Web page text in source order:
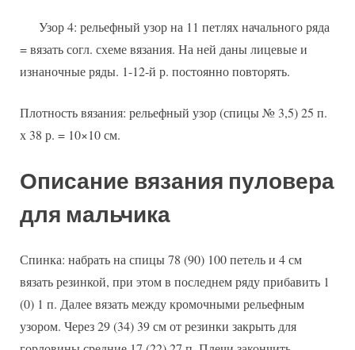
Узор 4: рельефный узор на 11 петлях начального ряда
= вязать согл. схеме вязания. На ней даны лицевые и
изнаночные ряды. 1-12-й р. постоянно повторять.
Плотность вязания: рельефный узор (спицы № 3,5) 25 п.
х 38 р. = 10×10 см.
Описание вязания пуловера
для мальчика
Спинка: набрать на спицы 78 (90) 100 петель и 4 см
вязать резинкой, при этом в последнем ряду прибавить 1
(0) 1 п. Далее вязать между кромочными рельефным
узором. Через 29 (34) 39 см от резинки закрыть для